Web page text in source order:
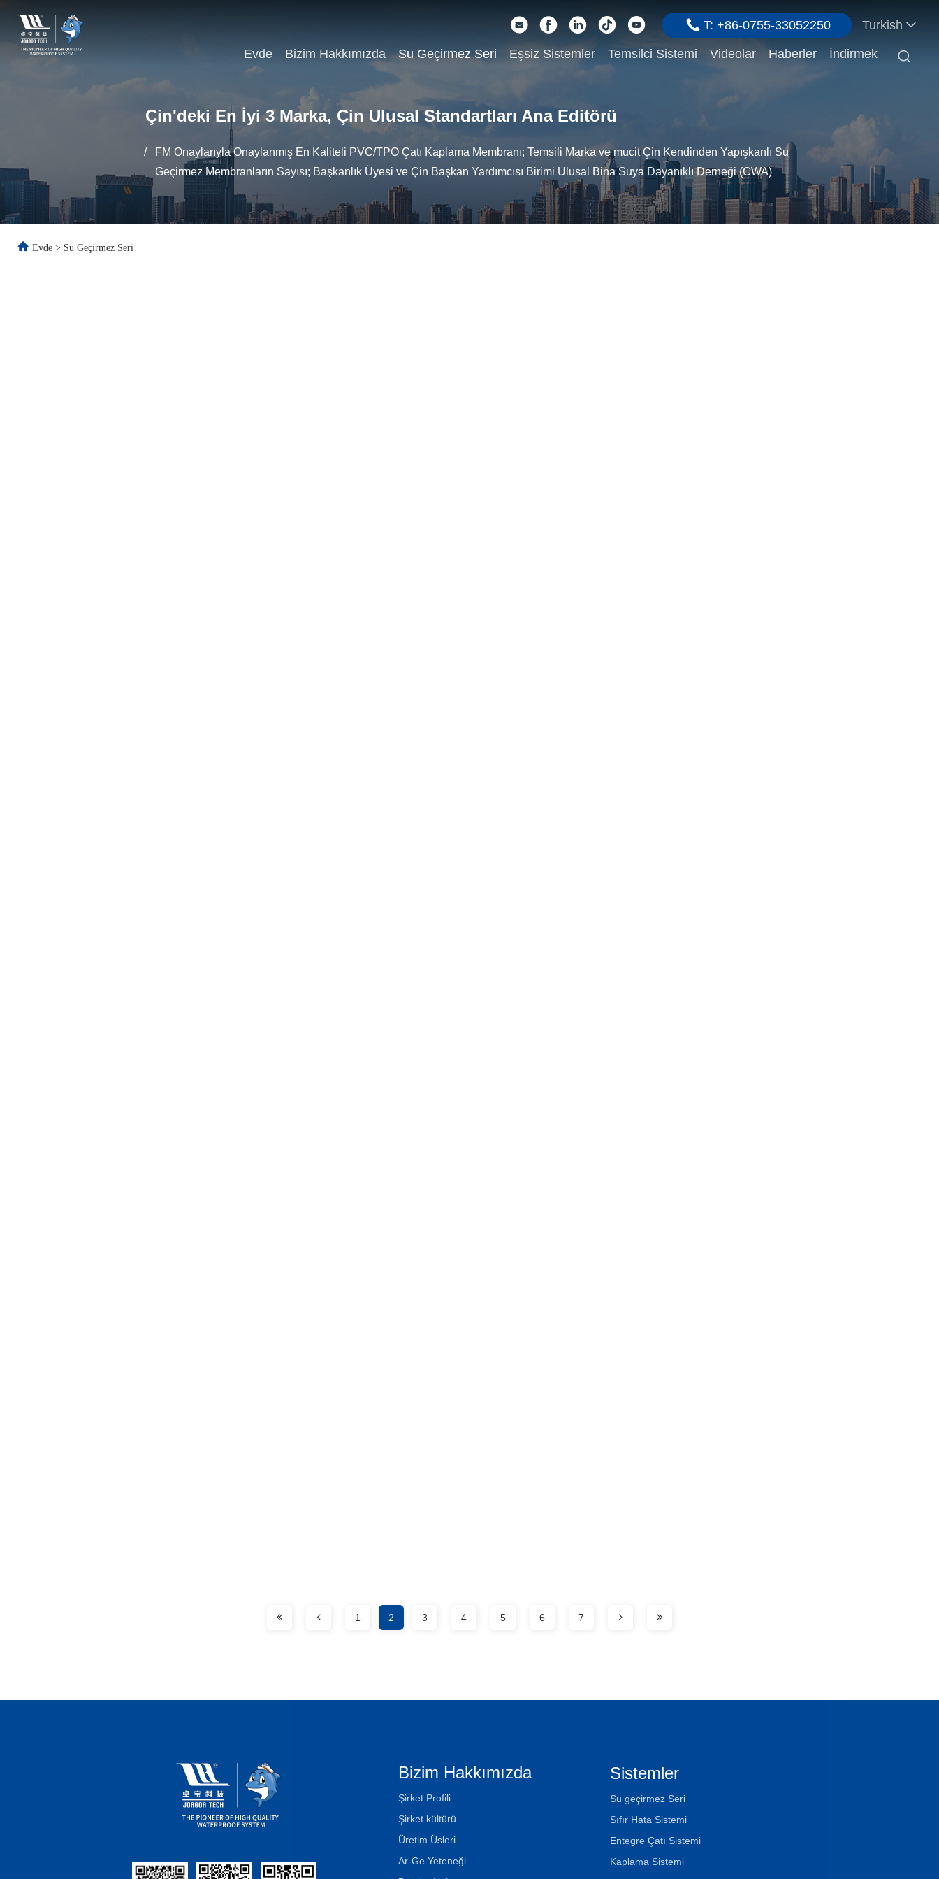
T: +86-0755-33052250 Turkish
Evde Bizim Hakkımızda Su Geçirmez Seri Eşsiz Sistemler Temsilci Sistemi Videolar Haberler İndirmek 
Çin'deki En İyi 3 Marka, Çin Ulusal Standartları Ana Editörü
/
FM Onaylarıyla Onaylanmış En Kaliteli PVC/TPO Çatı Kaplama Membranı; Temsili Marka ve mucit Çin Kendinden Yapışkanlı Su
Geçirmez Membranların Sayısı; Başkanlık Üyesi ve Çin Başkan Yardımcısı Birimi Ulusal Bina Suya Dayanıklı Derneği (CWA)
Evde > Su Geçirmez Seri
1 2 3 4 5 6 7
Bizim Hakkımızda
Şirket Profili
Şirket kültürü
Üretim Üsleri
Ar-Ge Yeteneği
Sistemler
Su geçirmez Seri
Sıfır Hata Sistemi
Entegre Çatı Sistemi
Kaplama Sistemi